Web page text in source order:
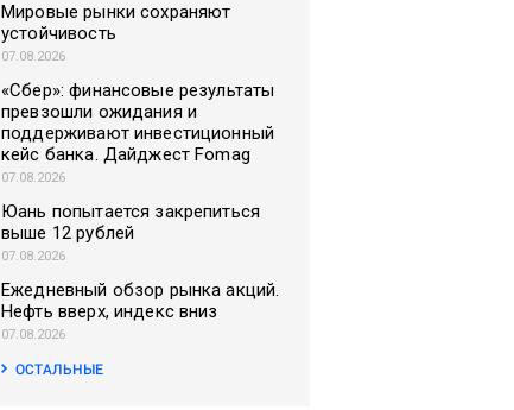
Мировые рынки сохраняют
устойчивость
07.08.2026
«Сбер»: финансовые результаты
превзошли ожидания и
поддерживают инвестиционный
кейс банка. Дайджест Fomag
07.08.2026
Юань попытается закрепиться
выше 12 рублей
07.08.2026
Ежедневный обзор рынка акций.
Нефть вверх, индекс вниз
07.08.2026
ОСТАЛЬНЫЕ